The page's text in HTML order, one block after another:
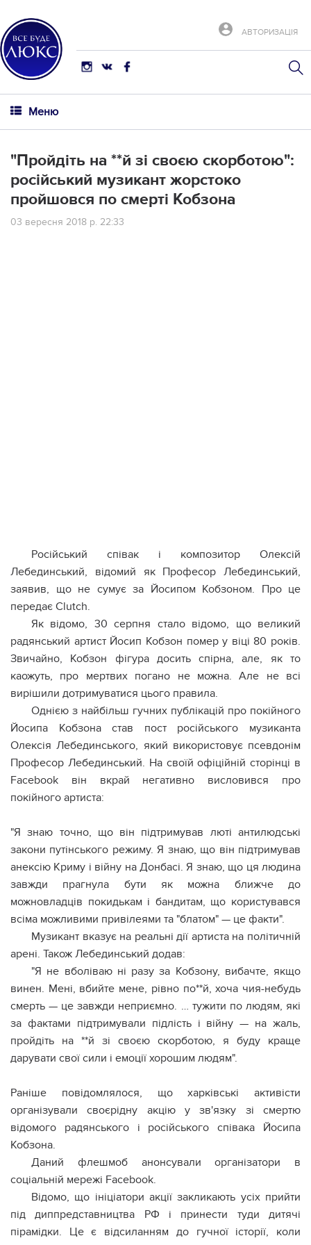
АВТОРИЗАЦІЯ
Меню
"Пройдіть на **й зі своєю скорботою":
російський музикант жорстоко
пройшовся по смерті Кобзона
03 вересня 2018 р. 22:33
Російський співак і композитор Олексій
Лебединський, відомий як Професор Лебединський,
заявив, що не сумує за Йосипом Кобзоном. Про це
передає Clutch.
Як відомо, 30 серпня стало відомо, що великий
радянський артист Йосип Кобзон помер у віці 80 років.
Звичайно, Кобзон фігура досить спірна, але, як то
каожуть, про мертвих погано не можна. Але не всі
вирішили дотримуватися цього правила.
Однією з найбільш гучних публікацій про покійного
Йосипа Кобзона став пост російського музиканта
Олексія Лебединського, який використовує псевдонім
Професор Лебединський. На своїй офіційній сторінці в
Facebook він вкрай негативно висловився про
покійного артиста:
"Я знаю точно, що він підтримував люті антилюдські
закони путінського режиму. Я знаю, що він підтримував
анексію Криму і війну на Донбасі. Я знаю, що ця людина
завжди прагнула бути як можна ближче до
можновладців покидькам і бандитам, що користувався
всіма можливими привілеями та "блатом" — це факти".
Музикант вказує на реальні дії артиста на політичній
арені. Також Лебединський додав:
"Я не вболіваю ні разу за Кобзону, вибачте, якщо
винен. Мені, вбийте мене, рівно по**й, хоча чия-небудь
смерть — це завжди неприємно. … тужити по людям, які
за фактами підтримували підлість і війну — на жаль,
пройдіть на **й зі своєю скорботою, я буду краще
дарувати свої сили і емоції хорошим людям".
Раніше повідомлялося, що харківські активісти
організували своєрідну акцію у зв'язку зі смертю
відомого радянського і російського співака Йосипа
Кобзона.
Даний флешмоб анонсували організатори в
соціальній мережі Facebook.
Відомо, що ініціатори акції закликають усіх прийти
під диппредставництва РФ і принести туди дитячі
пірамідки. Це є відсиланням до гучної історії, коли